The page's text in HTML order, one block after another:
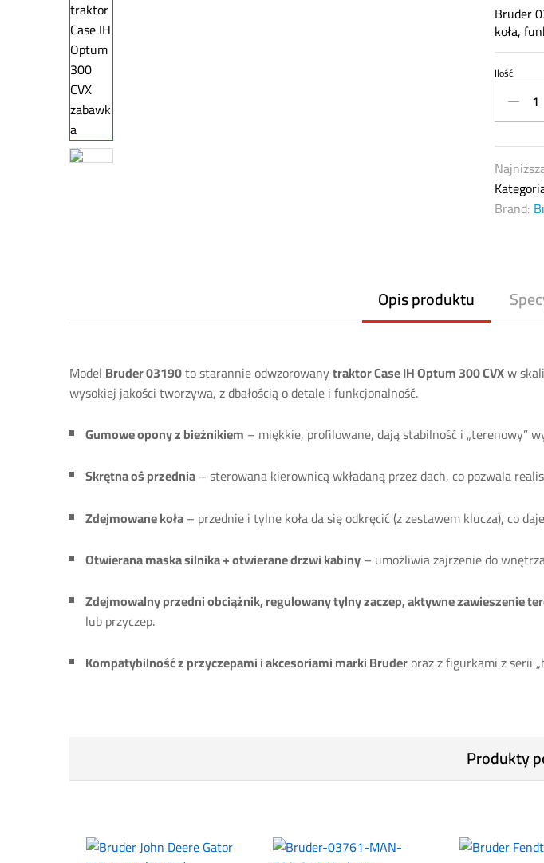
Bruder
koła,
Bruder
03190
–
IH
Optum
300
1:16)
quantity
Ilość:
Brand:
Opis produktu
Model Bruder 03190to starannie odwzorowanytraktor Case IH Optum 300 CVXw skali
wysokiej jakości tworzywa, z dbałością o detale i funkcjonalność.
Gumowe opony z bieżnikiem – miękkie, profilowane, dają stabilność i „terenowy”
Skrętna oś przednia– sterowana kierownicą wkładaną przez dach, co pozwala
Zdejmowane koła– przednie i tylne koła da się odkręcić (z zestawem klucza), co
Otwierana maska silnika + otwierane drzwi kabiny– umożliwia zajrzenie do
Zdejmowalny przedni obciążnik, regulowany tylny zaczep, aktywne zawieszenie
lub przyczep.
Kompatybilność z przyczepami i akcesoriami marki Bruderoraz z figurkami z serii
Produkty